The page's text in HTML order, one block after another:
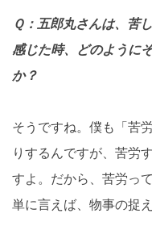
Ｑ：五郎丸さんは、苦
感じた時、どのように
か？
そうですね。僕も「苦
りするんですが、苦労
すよ。だから、苦労っ
単に言えば、物事の捉